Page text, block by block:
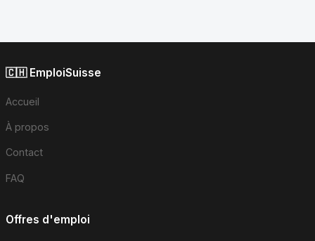
🇨🇭 EmploiSuisse
Accueil
À propos
Contact
FAQ
Offres d'emploi